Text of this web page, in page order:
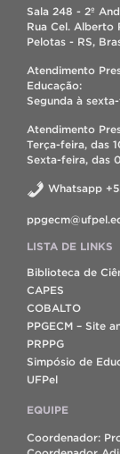
Sala 248 - 2º
Rua Cel. Alberto
Pelotas - RS,
Atendimento
Educação:
Segunda à
Atendimento
Terça-feira, das
Sexta-feira, das
Whatsapp
LISTA DE LINKS
Biblioteca de
CAPES
COBALTO
PPGECM – Site
PRPPG
Simpósio de
UFPel
EQUIPE
Coordenador: